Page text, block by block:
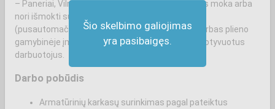
Šio skelbimo galiojimas
yra pasibaigęs.
– Paneriai, Vilnius. Darbas tinkamas žmogui, kuris moka arba
nori išmokti suvirinti armatūros karkasus MAG
(pusautomačiu) būdu. Tai – stabilus, ilgalaikis darbas plieno
gamybinėje įmonėje, kuri vertina atsakingus ir motyvuotus
darbuotojus.
Darbo pobūdis
Armatūrinių karkasų surinkimas pagal pateiktus